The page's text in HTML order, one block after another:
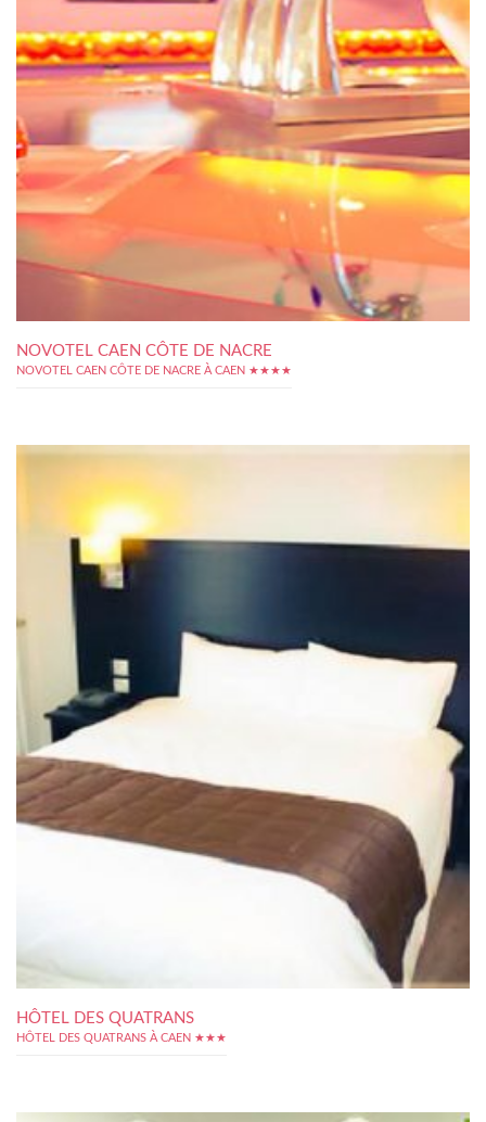
NOVOTEL CAEN CÔTE DE NACRE
NOVOTEL CAEN CÔTE DE NACRE À CAEN ★★★★
HÔTEL DES QUATRANS
HÔTEL DES QUATRANS À CAEN ★★★